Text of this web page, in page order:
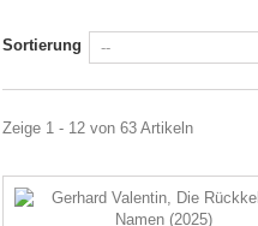
Sortierung
Zeige 1 - 12 von 63 Artikeln